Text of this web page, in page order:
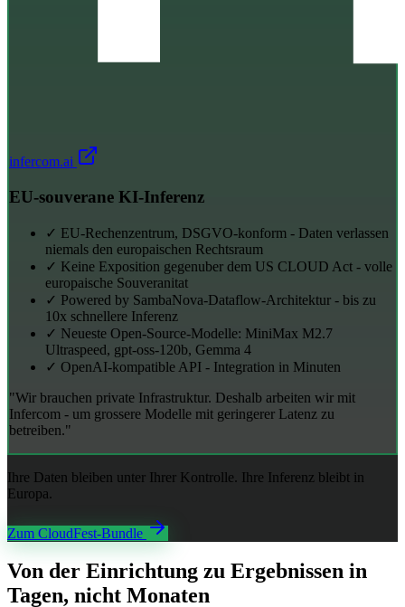
infercom.ai
EU-souverane KI-Inferenz
✓ EU-Rechenzentrum, DSGVO-konform - Daten verlassen
niemals den europaischen Rechtsraum
✓ Keine Exposition gegenuber dem US CLOUD Act - volle
europaische Souveranitat
✓ Powered by SambaNova-Dataflow-Architektur - bis zu
10x schnellere Inferenz
✓ Neueste Open-Source-Modelle: MiniMax M2.7
Ultraspeed, gpt-oss-120b, Gemma 4
✓ OpenAI-kompatible API - Integration in Minuten
"Wir brauchen private Infrastruktur. Deshalb arbeiten wir mit
Infercom - um grossere Modelle mit geringerer Latenz zu
betreiben."
Ihre Daten bleiben unter Ihrer Kontrolle. Ihre Inferenz bleibt in
Europa.
Zum CloudFest-Bundle
Von der Einrichtung zu Ergebnissen in
Tagen, nicht Monaten